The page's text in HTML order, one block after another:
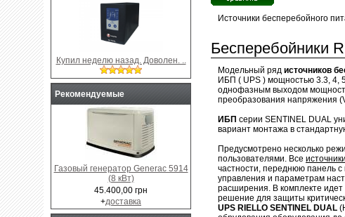
Источники бесперебойного
Бесперебойники
Модельный ряд источников
ИБП ( UPS ) мощностью 3.3, 4,
однофазным выходом
преобразования напряжения
ИБП серии SENTINEL DUAL
вариант монтажа в
Предусмотрено несколько
пользователями. Все
частности, переднюю панель
управления и параметрам
расширения. В комплекте
решение для защиты
UPS RIELLO SENTINEL DUAL
Купил неделю назад. Доволен. ..
Рекомендуемые
Газовый генератор Generac 5914
(8 кВт)
45.400,00 грн
+доставка